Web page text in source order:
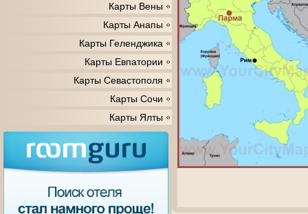
Карты Вены
Карты Анапы
Карты Геленджика
Карты Евпатории
Карты Севастополя
Карты Сочи
Карты Ялты